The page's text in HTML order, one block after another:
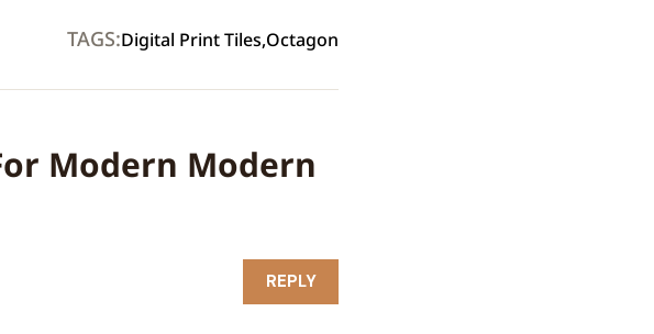
TAGS:Digital Print Tiles Octagon
Modern Modern
REPLY